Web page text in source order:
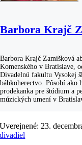
Barbora Krajč
Barbora Krajč Zamišková
Komenského v Bratislave,
Divadelnú fakultu Vysokej
bábkoherectvo. Pôsobí ako
prodekanka pre štúdium a
múzických umení v
Uverejnené: 23.
divadiel